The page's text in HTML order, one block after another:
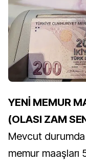
YENİ MEMUR
(OLASI ZAM
Mevcut durumda
memur